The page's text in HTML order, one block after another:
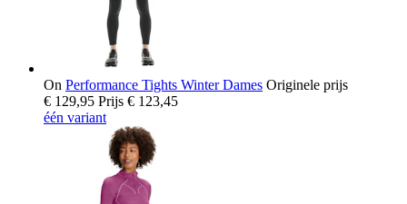
On Performance Tights Winter Dames Originele prijs
€ 129,95 Prijs € 123,45
één variant